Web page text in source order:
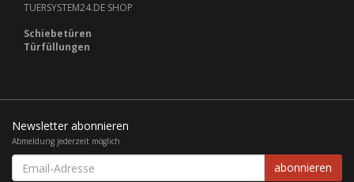
TUERSYSTEM24.DE SHOP
Schiebetüren
Türfüllungen
Newsletter abonnieren
Abmeldung jederzeit möglich
Email-
Adresse
abonnieren